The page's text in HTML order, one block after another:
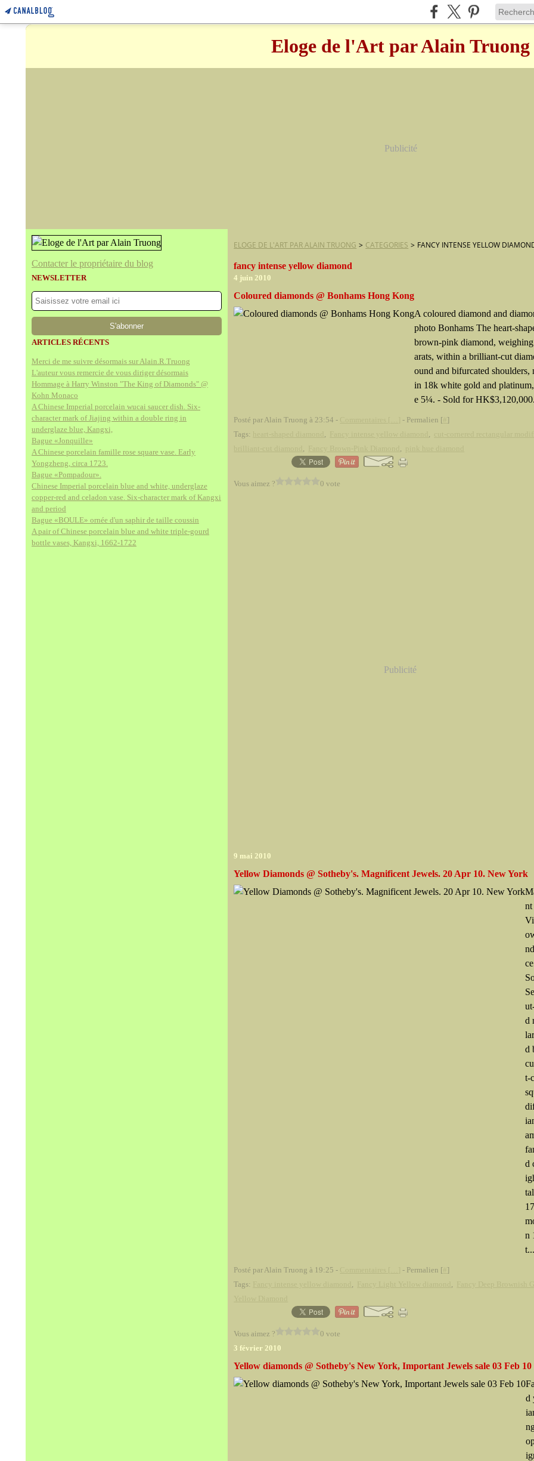
Eloge de l'Art par Alain Truong
Publicité
Contacter le propriétaire du blog
NEWSLETTER
ARTICLES RÉCENTS
Merci de me suivre désormais sur Alain.R.Truong
L'auteur vous remercie de vous diriger désormais
Hommage à Harry Winston "The King of Diamonds" @
Kohn Monaco
A Chinese Imperial porcelain wucai saucer dish. Six-
character mark of Jiajing within a double ring in
underglaze blue, Kangxi,
Bague «Jonquille»
A Chinese porcelain famille rose square vase. Early
Yongzheng, circa 1723.
Bague «Pompadour».
Chinese Imperial porcelain blue and white, underglaze
copper-red and celadon vase. Six-character mark of Kangxi
and period
Bague «BOULE» ornée d'un saphir de taille coussin
A pair of Chinese porcelain blue and white triple-gourd
bottle vases, Kangxi, 1662-1722
ELOGE DE L'ART PAR ALAIN TRUONG > CATEGORIES > FANCY INTENSE YELLOW
fancy intense yellow diamond
4 juin 2010
Coloured diamonds @ Bonhams Hong Kong
A coloured diamond and
photo Bonhams The heart-
brown-pink diamond,
arats, within a brilliant-cut
ound and bifurcated shoulders,
in 18k white gold and
e 5¼. - Sold for
Posté par Alain Truong à 23:54 - - Permalien [ ]
Tags:
, ,
, ,
Vous aimez ? 0 vote
Publicité
9 mai 2010
Yellow Diamonds @ Sotheby's. Magnificent Jewels. 20 Apr 10. New York
nt
d
d
t-
d
n
t...
Posté par Alain Truong à 19:25 - - Permalien [ ]
Tags:
, ,
Vous aimez ?
0 vote
3 février 2010
Yellow diamonds @ Sotheby's New York, Important Jewels sale 03 Feb 10
d